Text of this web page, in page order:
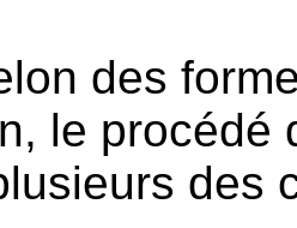
des
le procédé
des